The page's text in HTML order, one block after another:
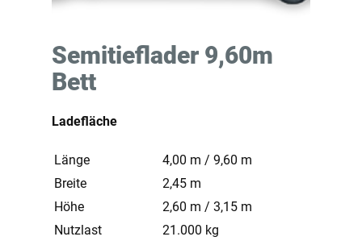
Semitieflader 9,60m
Bett
Ladefläche
Länge
4,00 m / 9,60 m
Breite
2,45 m
Höhe
2,60 m / 3,15 m
Nutzlast
21.000 kg